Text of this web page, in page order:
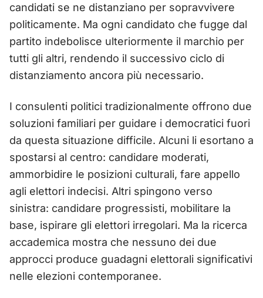
candidati se ne distanziano per sopravvivere
politicamente. Ma ogni candidato che fugge dal
partito indebolisce ulteriormente il marchio per
tutti gli altri, rendendo il successivo ciclo di
distanziamento ancora più necessario.
I consulenti politici tradizionalmente offrono due
soluzioni familiari per guidare i democratici fuori
da questa situazione difficile. Alcuni li esortano a
spostarsi al centro: candidare moderati,
ammorbidire le posizioni culturali, fare appello
agli elettori indecisi. Altri spingono verso
sinistra: candidare progressisti, mobilitare la
base, ispirare gli elettori irregolari. Ma la ricerca
accademica mostra che nessuno dei due
approcci produce guadagni elettorali significativi
nelle elezioni contemporanee.